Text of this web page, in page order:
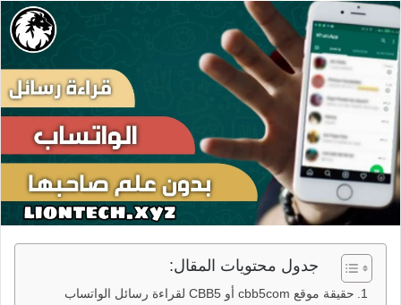
جدول محتويات المقال:
حقيقة موقع cbb5com أو CBB5 لقراءة رسائل الواتساب